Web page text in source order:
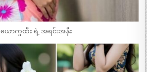
ယောက္ခထီး ရဲ့ အရင်းအနှီး